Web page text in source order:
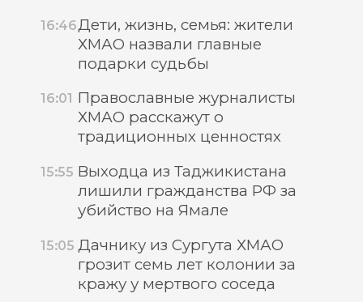
16:46Дети, жизнь, семья: жители
ХМАО назвали главные
подарки судьбы
16:01 Православные журналисты
ХМАО расскажут о
традиционных ценностях
15:55 Выходца из Таджикистана
лишили гражданства РФ за
убийство на Ямале
15:05 Дачнику из Сургута ХМАО
грозит семь лет колонии за
кражу у мертвого соседа